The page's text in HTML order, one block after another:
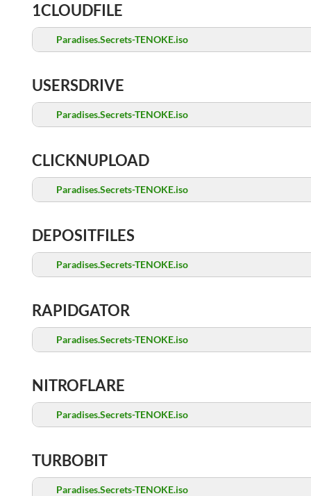
1CLOUDFILE
Paradises.Secrets-TENOKE.iso
USERSDRIVE
Paradises.Secrets-TENOKE.iso
CLICKNUPLOAD
Paradises.Secrets-TENOKE.iso
DEPOSITFILES
Paradises.Secrets-TENOKE.iso
RAPIDGATOR
Paradises.Secrets-TENOKE.iso
NITROFLARE
Paradises.Secrets-TENOKE.iso
TURBOBIT
Paradises.Secrets-TENOKE.iso